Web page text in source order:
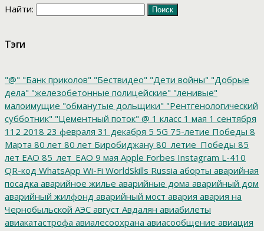
Найти:
Тэги
"@" "Банк приколов" "Бествидео" "Дети войны" "Добрые
дела" "железобетонные полицейские" "ленивые"
малоимущие "обманутые дольщики" "Рентгенологический
субботник" "Цементный поток" @ 1 класс 1 мая 1 сентября
112 2018 23 февраля 31 декабря 5 5G 75-летие Победы 8
Марта 80 лет 80 лет Биробиджану 80_летие_Победы 85
лет ЕАО 85_лет_ЕАО 9 мая Apple Forbes Instagram L-410
QR-код WhatsApp Wi-Fi WorldSkills Russia аборты аварийная
посадка аварийное жилье аварийные дома аварийный дом
аварийный жилфонд аварийный мост авария авария на
Чернобыльской АЭС август Авдалян авиабилеты
авиакатастрофа авиалесоохрана авиасообщение авиация